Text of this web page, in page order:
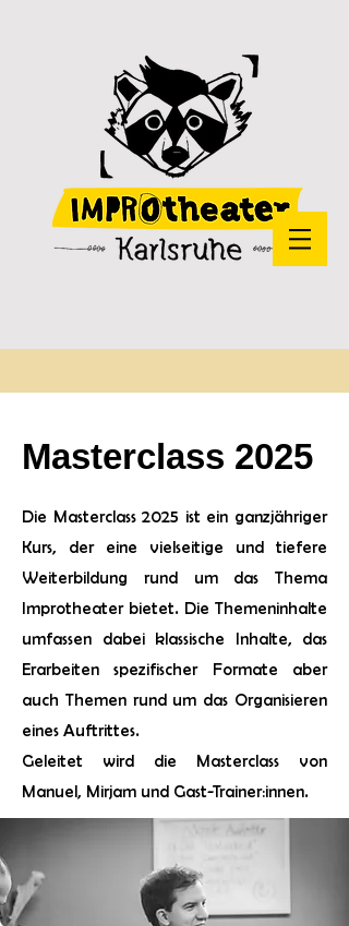
Masterclass 2025
Die Masterclass 2025 ist ein ganzjähriger
Kurs, der eine vielseitige und tiefere
Weiterbildung rund um das Thema
Improtheater bietet. Die Themeninhalte
umfassen dabei klassische Inhalte, das
Erarbeiten spezifischer Formate aber
auch Themen rund um das Organisieren
eines Auftrittes.
Geleitet wird die Masterclass von
Manuel, Mirjam und Gast-Trainer:innen.